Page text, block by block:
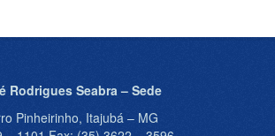
Rodrigues Seabra – Sede
Pinheirinho, Itajubá – MG